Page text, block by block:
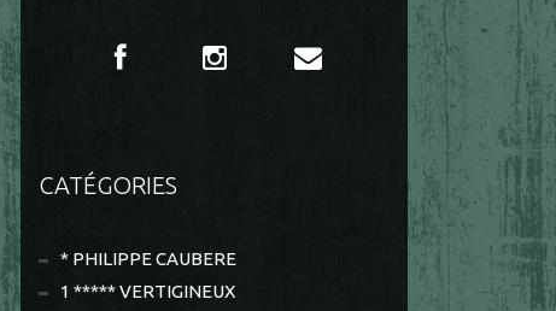
CATÉGORIES
* PHILIPPE CAUBERE
1 ***** VERTIGINEUX